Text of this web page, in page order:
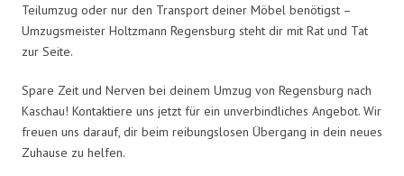
Teilumzug oder nur den Transport deiner Möbel benötigst –
Umzugsmeister Holtzmann Regensburg steht dir mit Rat und Tat
zur Seite.
Spare Zeit und Nerven bei deinem Umzug von Regensburg nach
Kaschau! Kontaktiere uns jetzt für ein unverbindliches Angebot. Wir
freuen uns darauf, dir beim reibungslosen Übergang in dein neues
Zuhause zu helfen.